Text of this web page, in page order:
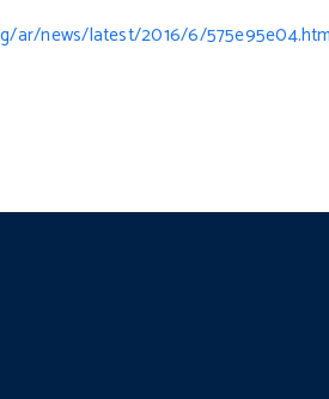
ar/news/latest/2016/6/